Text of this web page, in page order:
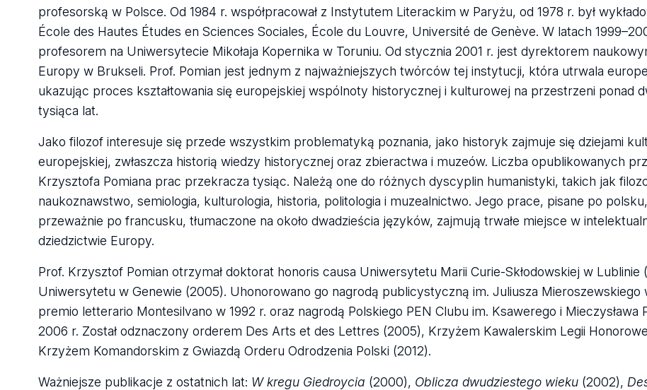
profesorską w Polsce. Od 1984 r. współpracował z Instytutem Literackim w Paryżu, od 1978 r. był
École des Hautes Études en Sciences Sociales, École du Louvre, Université de Genève. W latach
profesorem na Uniwersytecie Mikołaja Kopernika w Toruniu. Od stycznia 2001 r. jest dyrektorem
Europy w Brukseli. Prof. Pomian jest jednym z najważniejszych twórców tej instytucji, która utrwala
ukazując proces kształtowania się europejskiej wspólnoty historycznej i kulturowej na przestrzeni ponad
tysiąca lat.
Jako filozof interesuje się przede wszystkim problematyką poznania, jako historyk zajmuje się dziejami
europejskiej, zwłaszcza historią wiedzy historycznej oraz zbieractwa i muzeów. Liczba opublikowanych
Krzysztofa Pomiana prac przekracza tysiąc. Należą one do różnych dyscyplin humanistyki, takich jak
naukoznawstwo, semiologia, kulturologia, historia, politologia i muzealnictwo. Jego prace, pisane po
przeważnie po francusku, tłumaczone na około dwadzieścia języków, zajmują trwałe miejsce w
dziedzictwie Europy.
Prof. Krzysztof Pomian otrzymał doktorat honoris causa Uniwersytetu Marii Curie-Skłodowskiej w Lublinie
Uniwersytetu w Genewie (2005). Uhonorowano go nagrodą publicystyczną im. Juliusza Mieroszewskiego
premio letterario Montesilvano w 1992 r. oraz nagrodą Polskiego PEN Clubu im. Ksawerego i Mieczysława
2006 r. Został odznaczony orderem Des Arts et des Lettres (2005), Krzyżem Kawalerskim Legii
Krzyżem Komandorskim z Gwiazdą Orderu Odrodzenia Polski (2012).
Ważniejsze publikacje z ostatnich lat: W kregu Giedroycia (2000), Oblicza dwudziestego wieku(2002),